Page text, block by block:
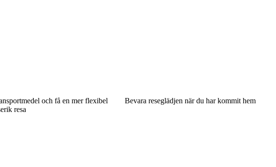
och få en mer flexibel
resa
Bevara reseglädjen när du har kommit hem